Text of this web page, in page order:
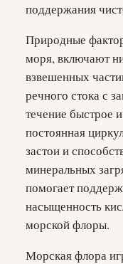
поддержания
Природные
моря, включают
взвешенных
речного стока с
течение быстрое
постоянная
застои и
минеральных
помогает
насыщенность
морской флоры.
Морская флора